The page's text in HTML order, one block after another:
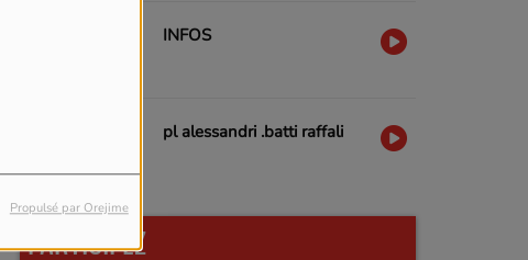
Propulsé par Orejime
INFOS
pl alessandri .batti raffali
PARTICIPEZ